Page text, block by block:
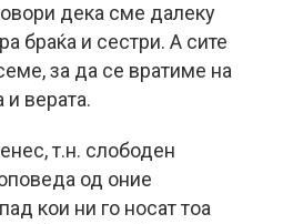
дека сме далеку
браќа и сестри. А сите
за да се вратиме на
и верата.
т.н. слободен
од оние
кои ни го носат тоа